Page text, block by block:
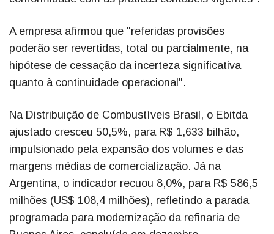
A empresa afirmou que "referidas provisões
poderão ser revertidas, total ou parcialmente, na
hipótese de cessação da incerteza significativa
quanto à continuidade operacional".
Na Distribuição de Combustíveis Brasil, o Ebitda
ajustado cresceu 50,5%, para R$ 1,633 bilhão,
impulsionado pela expansão dos volumes e das
margens médias de comercialização. Já na
Argentina, o indicador recuou 8,0%, para R$ 586,5
milhões (US$ 108,4 milhões), refletindo a parada
programada para modernização da refinaria de